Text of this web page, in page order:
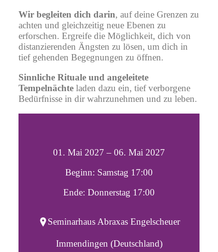
Wir begleiten dich darin, auf deine Grenzen zu
achten und gleichzeitig neue Ebenen zu
erforschen. Ergreife die Möglichkeit, dich von
distanzierenden Ängsten zu lösen, um dich in
tief gehenden Begegnungen zu öffnen.
Sinnliche Rituale und angeleitete
Tempelnächte laden dazu ein, tief verborgene
Bedürfnisse in dir wahrzunehmen und zu leben.
01. Mai 2027 – 06. Mai 2027
Beginn: Samstag 17:00
Ende: Donnerstag 17:00
Seminarhaus Abraxas Engelscheuer
Immendingen (Deutschland)